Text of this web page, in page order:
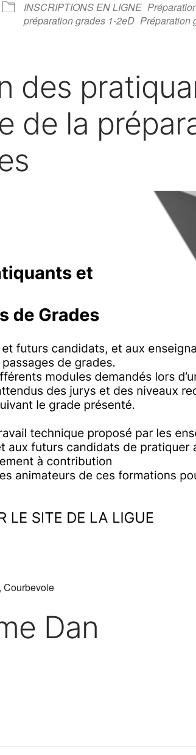
INSCRIPTIONS EN LIGNE
préparation grades 1-2eD Préparation
des
de la
Courbevoie
Dan